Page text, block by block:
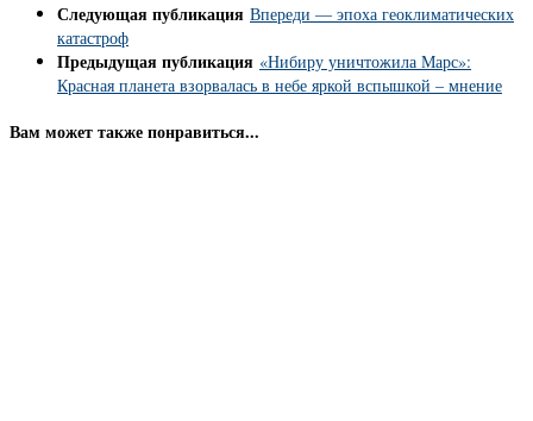
Следующая публикация Впереди — эпоха геоклиматических
катастроф
Предыдущая публикация «Нибиру уничтожила Марс»:
Красная планета взорвалась в небе яркой вспышкой – мнение
Вам может также понравиться...